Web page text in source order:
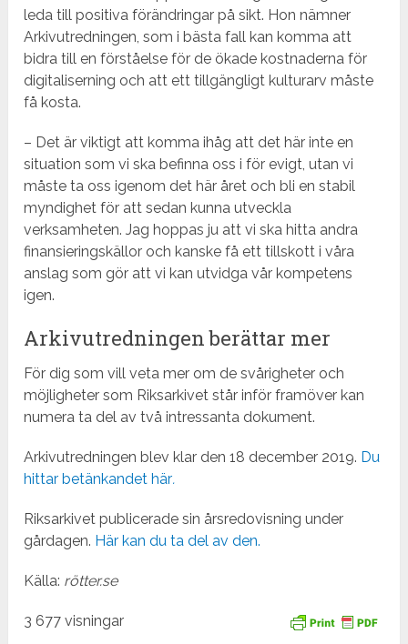
leda till positiva förändringar på sikt. Hon nämner
Arkivutredningen, som i bästa fall kan komma att
bidra till en förståelse för de ökade kostnaderna för
digitaliserning och att ett tillgängligt kulturarv måste
få kosta.
– Det är viktigt att komma ihåg att det här inte en
situation som vi ska befinna oss i för evigt, utan vi
måste ta oss igenom det här året och bli en stabil
myndighet för att sedan kunna utveckla
verksamheten. Jag hoppas ju att vi ska hitta andra
finansieringskällor och kanske få ett tillskott i våra
anslag som gör att vi kan utvidga vår kompetens
igen.
Arkivutredningen berättar mer
För dig som vill veta mer om de svårigheter och
möjligheter som Riksarkivet står inför framöver kan
numera ta del av två intressanta dokument.
Arkivutredningen blev klar den 18 december 2019. Du
hittar betänkandet här.
Riksarkivet publicerade sin årsredovisning under
gårdagen. Här kan du ta del av den.
Källa: rötter.se
3 677 visningar